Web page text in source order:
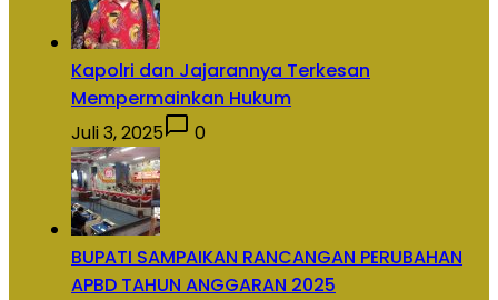
Kapolri dan Jajarannya Terkesan
Mempermainkan Hukum
Juli 3, 2025
0
BUPATI SAMPAIKAN RANCANGAN PERUBAHAN
APBD TAHUN ANGGARAN 2025